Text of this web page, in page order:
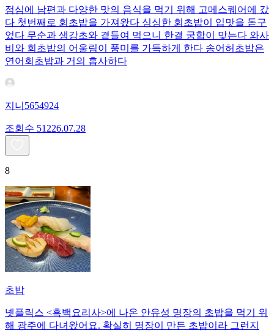
점심에 남편과 다양한 맛의 음식을 먹기 위해 고메스퀘어에 갔
다 첫번째로 회초밥을 가져왔다 싱싱한 회초밥이 입맛을 돋구
었다 무순과 생강초와 곁들여 먹으니 한결 궁합이 맞는다 와사
비와 회초밥의 어울림이 풍미를 가득하게 한다 송어허초밥은
연어회초밥과 거의 흡사하다
지니5654924
조회수 51226.07.28
8
초밥
넷플릭스 <흑백요리사>에 나온 안유성 명장의 초밥을 먹기 위
해 광주에 다녀왔어요. 확실히 명장이 만든 초밥이라 그런지